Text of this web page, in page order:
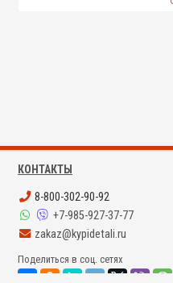
КОНТАКТЫ
8-800-302-90-92
+7-985-927-37-77
zakaz@kypidetali.ru
Поделиться в соц. сетях